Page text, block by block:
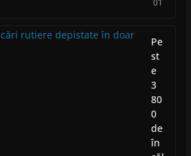
Pe
st
e
3
80
0
de
în